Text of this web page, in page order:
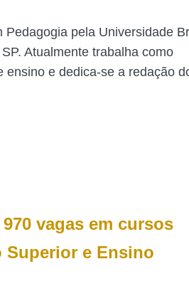
Pedagogia pela Universidade
Atualmente trabalha como
ensino e dedica-se a redação
vagas em cursos
Superior e Ensino